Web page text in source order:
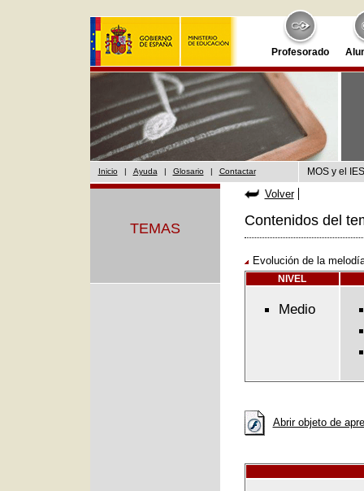
Profesorado
Inicio | Ayuda | Glosario | Contactar MOS y el
TEMAS
Volver
Contenidos del
Evolución de la
NIVEL
Medio
Abrir objeto de